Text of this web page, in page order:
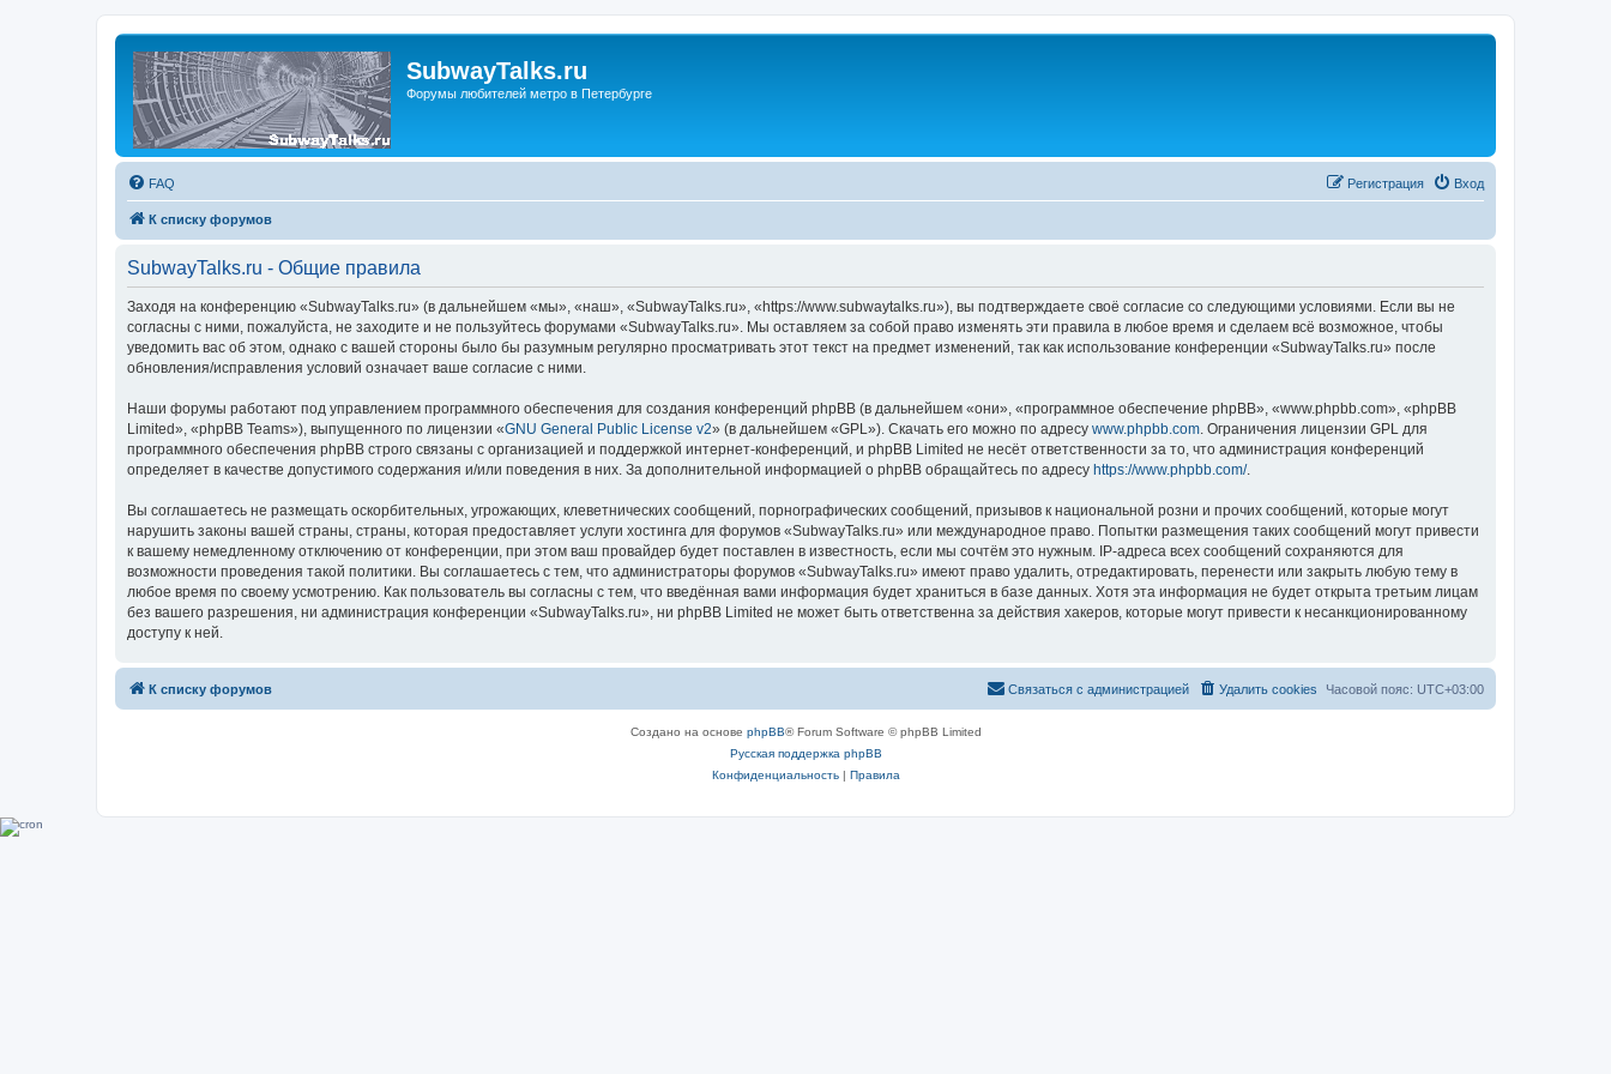
SubwayTalks.ru
Форумы любителей метро в Петербурге
FAQ Вход
Регистрация
К списку форумов
SubwayTalks.ru - Общие правила
Заходя на конференцию «SubwayTalks.ru» (в дальнейшем «мы», «наш», «SubwayTalks.ru», «https://www.subwaytalks.ru»), вы подтверждаете своё согласие со следующими условиями. Если вы не
согласны с ними, пожалуйста, не заходите и не пользуйтесь форумами «SubwayTalks.ru». Мы оставляем за собой право изменять эти правила в любое время и сделаем всё возможное, чтобы
уведомить вас об этом, однако с вашей стороны было бы разумным регулярно просматривать этот текст на предмет изменений, так как использование конференции «SubwayTalks.ru» после
обновления/исправления условий означает ваше согласие с ними.
Наши форумы работают под управлением программного обеспечения для создания конференций phpBB (в дальнейшем «они», «программное обеспечение phpBB», «www.phpbb.com», «phpBB
Limited», «phpBB Teams»), выпущенного по лицензии «GNU General Public License v2» (в дальнейшем «GPL»). Скачать его можно по адресу www.phpbb.com. Ограничения лицензии GPL для
программного обеспечения phpBB строго связаны с организацией и поддержкой интернет-конференций, и phpBB Limited не несёт ответственности за то, что администрация конференций
определяет в качестве допустимого содержания и/или поведения в них. За дополнительной информацией о phpBB обращайтесь по адресу https://www.phpbb.com/.
Вы соглашаетесь не размещать оскорбительных, угрожающих, клеветнических сообщений, порнографических сообщений, призывов к национальной розни и прочих сообщений, которые могут
нарушить законы вашей страны, страны, которая предоставляет услуги хостинга для форумов «SubwayTalks.ru» или международное право. Попытки размещения таких сообщений могут привести
к вашему немедленному отключению от конференции, при этом ваш провайдер будет поставлен в известность, если мы сочтём это нужным. IP-адреса всех сообщений сохраняются для
возможности проведения такой политики. Вы соглашаетесь с тем, что администраторы форумов «SubwayTalks.ru» имеют право удалить, отредактировать, перенести или закрыть любую тему в
любое время по своему усмотрению. Как пользователь вы согласны с тем, что введённая вами информация будет храниться в базе данных. Хотя эта информация не будет открыта третьим лицам
без вашего разрешения, ни администрация конференции «SubwayTalks.ru», ни phpBB Limited не может быть ответственна за действия хакеров, которые могут привести к несанкционированному
доступу к ней.
К списку форумов Часовой пояс: UTC+03:00
Удалить cookies
Связаться с администрацией
Создано на основе phpBB® Forum Software © phpBB Limited
Русская поддержка phpBB
Конфиденциальность| Правила